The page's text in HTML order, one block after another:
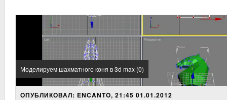
Моделируем шахматного коня в 3d max (0)
ОПУБЛИКОВАЛ: ENCANTO, 21:45 01.01.2012